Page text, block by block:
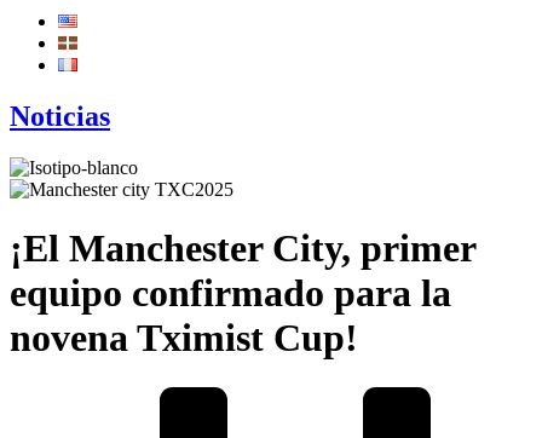
Noticias
¡El Manchester City, primer
equipo confirmado para la
novena Tximist Cup!